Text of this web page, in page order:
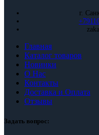
г.
Главная
Каталог товаров
Новинки
О Нас
Контакты
Доставка и Оплата
Отзывы
Задать вопрос: